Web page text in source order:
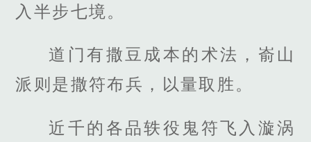
入半步七境。
道门有撒豆成本的术法，嵛山
派则是撒符布兵，以量取胜。
近千的各品轶役鬼符飞入漩涡